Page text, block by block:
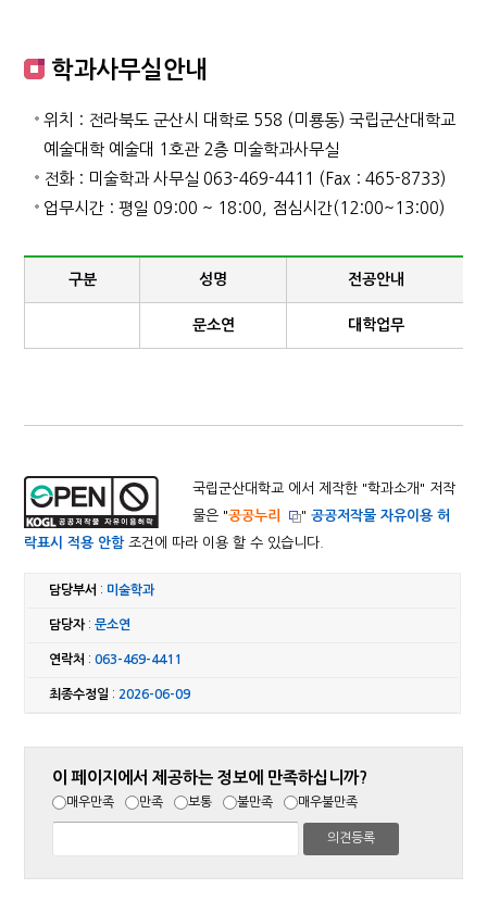
학과사무실안내
위치 : 전라북도 군산시 대학로 558 (미룡동) 국립군산대학교
예술대학 예술대 1호관 2층 미술학과사무실
전화 : 미술학과 사무실 063-469-4411 (Fax : 465-8733)
업무시간 : 평일 09:00 ~ 18:00, 점심시간(12:00~13:00)
구분 성명 전공안내
문소연 대학업무
국립군산대학교 에서 제작한 "학과소개 " 저작
물은 "공공누리 "공공저작물 자유이용 허
락표시 적용 안함조건에 따라 이용 할 수 있습니다.
담당부서 : 미술학과
담당자:문소연
연락처 :063-469-4411
최종수정일 : 2026-06-09
이 페이지에서 제공하는 정보에 만족하십니까?
매우만족 만족 보통 불만족 매우불만족